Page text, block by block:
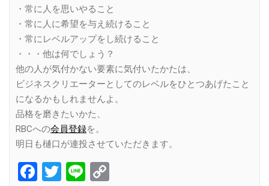
・常に人を思いやること
・常に人に希望を与え続けること
・常にレベルアップをし続けること
・・・他は何でしょう？
他の人が気付かない要素に気付いたかたは、
ビジネスクリエーターとしてのレベルをひとつあげたこと
になるかもしれませんよ。
品格を磨きたいかた、
RBCへの会員登録を。
明日も樋口が連投させていただきます。
Facebook
Twitter
Line